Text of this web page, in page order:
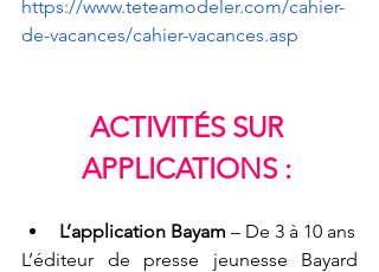
https://www.teteamodeler.com/cahier-
de-vacances/cahier-vacances.asp
ACTIVITÉS SUR
APPLICATIONS :
L’application Bayam – De 3 à 10 ans
L’éditeur de presse jeunesse Bayard